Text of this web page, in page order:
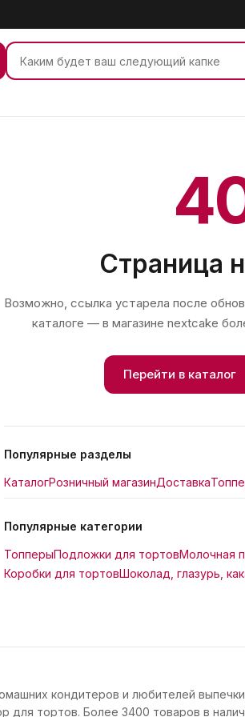
Страница
Возможно, ссылка устарела после
каталоге — в магазине nextcake
Перейти в каталог
Популярные разделы
КаталогРозничный магазинДоставка
Популярные категории
ТопперыПодложки для тортовМолочная
Коробки для тортовШоколад, глазурь,
кондитеров и любителей
для тортов. Более 3400 товаров в